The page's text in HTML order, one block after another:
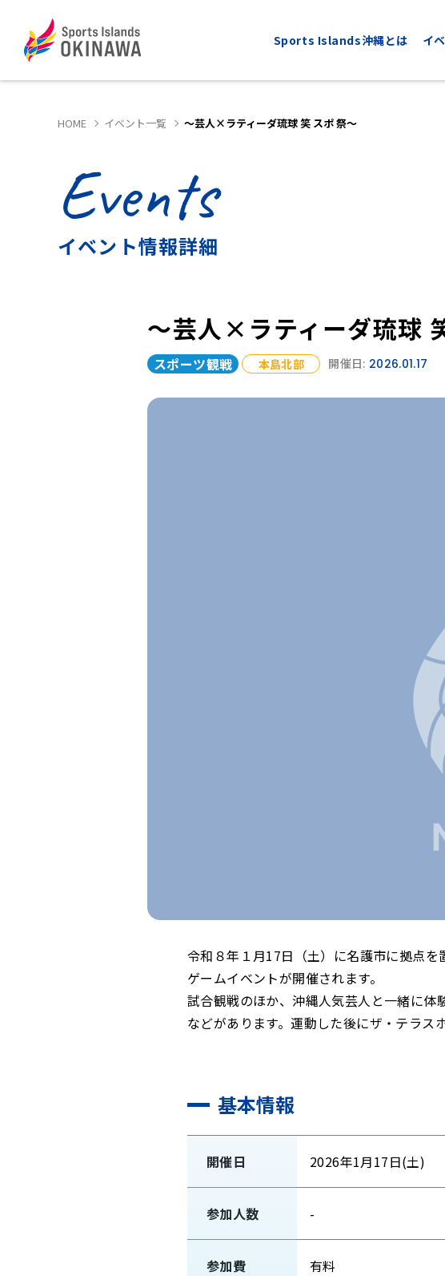
Sports Islands沖縄とは イ
ALL
全てのスポーツ
HOME イベント一覧 ～芸人×ラティーダ琉球 笑 スポ 祭～
Events
イベント情報詳細
～芸人×ラティーダ琉球
スポーツ観戦 本島北部 開催日: 2026.01.17
令和８年１月17日（土）に名護市に拠点
ゲームイベントが開催されます。
試合観戦のほか、沖縄人気芸人と一緒に
などがあります。運動した後にザ・テラス
基本情報
開催日 2026年1月17日(土)
参加人数 -
参加費 有料